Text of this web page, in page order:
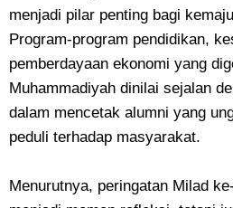
menjadi pilar penting bagi
Program-program pendidikan,
pemberdayaan ekonomi yang
Muhammadiyah dinilai sejalan
dalam mencetak alumni yang
peduli terhadap masyarakat.
Menurutnya, peringatan Milad